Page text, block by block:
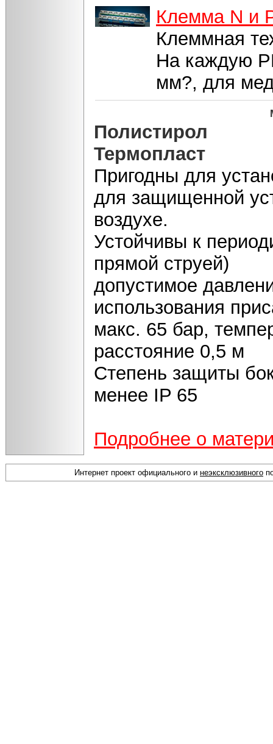
Клемма N и
Клеммная
На каждую
мм?, для
Полистирол
Термопласт
Пригодны для
для защищенной
воздухе.
Устойчивы к
прямой струей)
допустимое
использования
макс. 65 бар,
расстояние 0,5 м
Степень защиты
менее IP 65
Подробнее о
Интернет проект официального и неэксклюзивного